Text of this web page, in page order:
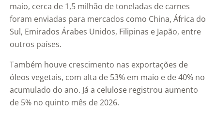
maio, cerca de 1,5 milhão de toneladas de carnes
foram enviadas para mercados como China, África do
Sul, Emirados Árabes Unidos, Filipinas e Japão, entre
outros países.
Também houve crescimento nas exportações de
óleos vegetais, com alta de 53% em maio e de 40% no
acumulado do ano. Já a celulose registrou aumento
de 5% no quinto mês de 2026.